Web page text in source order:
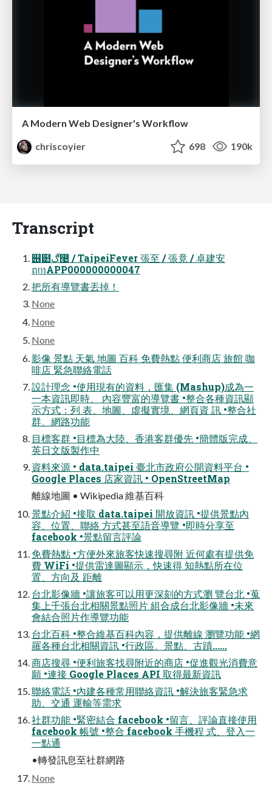
A Modern Web Designer's Workflow
chriscoyier
698 190k
Transcript
୆๺ڰ೤ / TaipeiFever 張至 / 張竟 / 卓建安
ฤᥒɿAPP000000000047
把所有導覽書丟掉！
None
None
None
影像 景點 天氣 地圖 百科 免費熱點 便利商店 旅館 咖
啡店 緊急聯絡電話
設計理念 •使用現有的資料，匯集 (Mashup)成為⼀
一本資訊即時、 內容豐富的導覽書 •整合各種資訊顯
示方式：列 表、地圖、虛擬實境、網頁資 訊 •整合社
群、網路功能
目標客群 •目標為大陸、香港客群優先 •簡體版完成、
英日文版製作中
資料來源 • data.taipei 臺北市政府公開資料平台 •
Google Places 店家資訊 • OpenStreetMap
離線地圖 • Wikipedia 維基百科
景點介紹 •接取 data.taipei 開放資訊 •提供景點內
容、位置、聯絡 方式甚至語音導覽 •即時分享至
facebook •景點留言評論
免費熱點 •方便外來旅客快速搜尋附 近何處有提供免
費 WiFi •提供雷達圖顯示，快速得 知熱點所在位
置、方向及 距離
台北影像牆 •讓旅客可以用更深刻的方式瀏 覽台北 •蒐
集上千張台北相關景點照片 組合成台北影像牆 •未來
會結合照片作導覽功能
台北百科 •整合維基百科內容，提供離線 瀏覽功能 •網
羅各種台北相關資訊 •行政區、景點、古蹟......
商店搜尋 •便利旅客找尋附近的商店 •促進觀光消費意
願 •連接 Google Places API 取得最新資訊
聯絡電話 •內建各種常用聯絡資訊 •解決旅客緊急求
助、交通 運輸等需求
社群功能 •緊密結合 facebook •留言、評論直接使用
facebook 帳號 •整合 facebook 手機程 式、登入⼀
一點通
•轉發訊息至社群網路
None